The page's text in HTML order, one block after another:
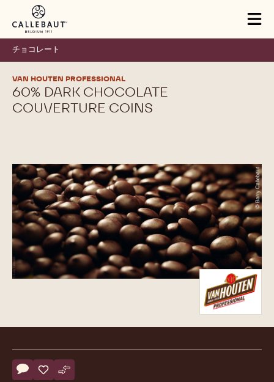
Skip to main content
チョコレート
VAN HOUTEN PROFESSIONAL
60% DARK CHOCOLATE
COUVERTURE COINS
information
Actions
コメント
- 60% Dark Chocolate Couverture Coins
保存
- 60% Dark Chocolate Couverture Coins
比較
- 60% Dark Chocolate Couverture Coins